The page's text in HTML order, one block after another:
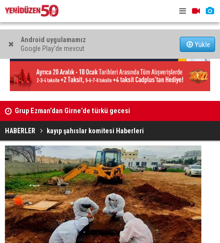
Android uygulamamız
Google Play'de mevcut
Yükle
iş Grup Ezman’dan Girne’de türkü gecesi
HABERLER kayıp şahıslar komitesi Haberleri